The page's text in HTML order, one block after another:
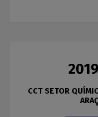
CCT SETOR